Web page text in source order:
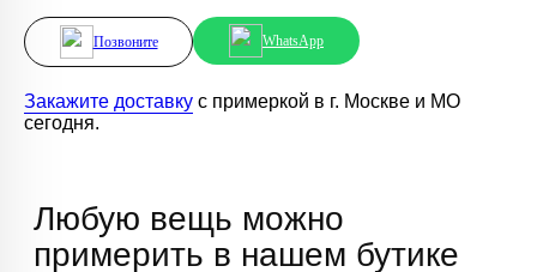
Позвоните WhatsApp
Закажите доставку с примеркой в г. Москве и МО
сегодня.